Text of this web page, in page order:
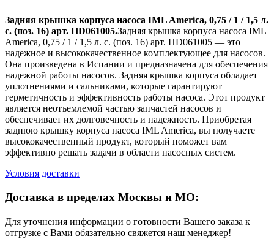
Задняя крышка корпуса насоса IML America, 0,75 / 1 / 1,5 л.
с. (поз. 16) арт. HD061005.Задняя крышка корпуса насоса IML
America, 0,75 / 1 / 1,5 л. с. (поз. 16) арт. HD061005 — это
надежное и высококачественное комплектующее для насосов.
Она произведена в Испании и предназначена для обеспечения
надежной работы насосов. Задняя крышка корпуса обладает
уплотнениями и сальниками, которые гарантируют
герметичность и эффективность работы насоса. Этот продукт
является неотъемлемой частью запчастей насосов и
обеспечивает их долговечность и надежность. Приобретая
заднюю крышку корпуса насоса IML America, вы получаете
высококачественный продукт, который поможет вам
эффективно решать задачи в области насосных систем.
Условия доставки
Доставка в пределах Москвы и МО:
Для уточнения информации о готовности Вашего заказа к
отгрузке с Вами обязательно свяжется наш менеджер!